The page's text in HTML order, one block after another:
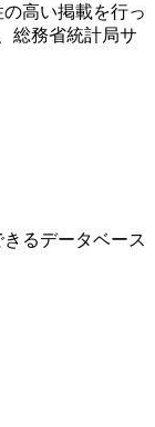
高い掲載を行っ
総務省統計局サ
るデータベース